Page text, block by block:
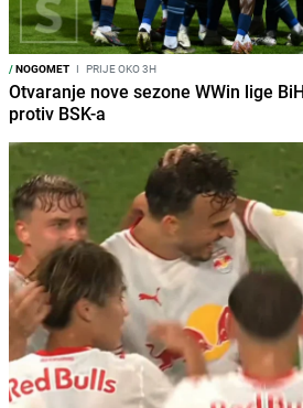
/NOGOMET I PRIJE OKO 3H
Otvaranje nove sezone WWin lige
protiv BSK-a